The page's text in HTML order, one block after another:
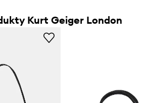
Kurt Geiger London